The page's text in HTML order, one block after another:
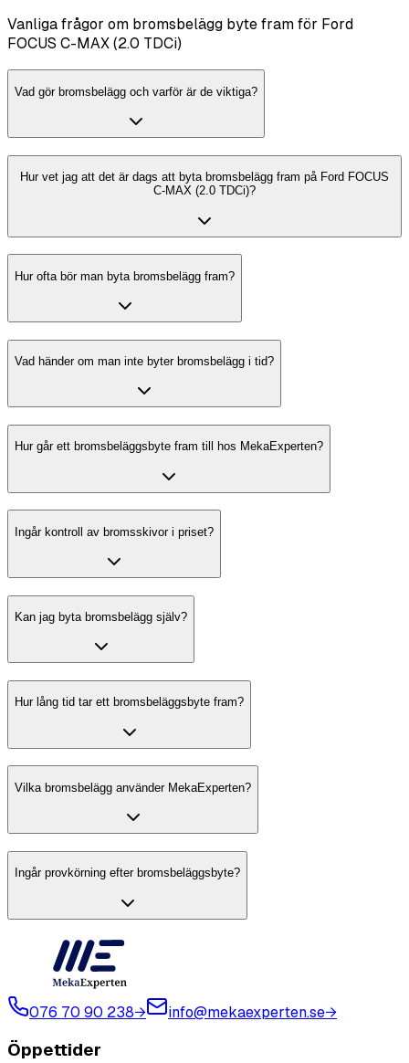
Vanliga frågor om bromsbelägg byte fram för Ford
FOCUS C-MAX (2.0 TDCi)
Vad gör bromsbelägg och varför är de viktiga?
Hur vet jag att det är dags att byta bromsbelägg fram på Ford FOCUS
C-MAX (2.0 TDCi)?
Hur ofta bör man byta bromsbelägg fram?
Vad händer om man inte byter bromsbelägg i tid?
Hur går ett bromsbeläggsbyte fram till hos MekaExperten?
Ingår kontroll av bromsskivor i priset?
Kan jag byta bromsbelägg själv?
Hur lång tid tar ett bromsbeläggsbyte fram?
Vilka bromsbelägg använder MekaExperten?
Ingår provkörning efter bromsbeläggsbyte?
076 70 90 238→ info@mekaexperten.se→
Öppettider